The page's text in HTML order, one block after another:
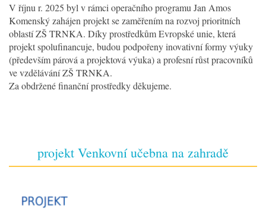
V říjnu r. 2025 byl v rámci operačního programu Jan Amos
Komenský zahájen projekt se zaměřením na rozvoj prioritních
oblastí ZŠ TRNKA. Díky prostředkům Evropské unie, která
projekt spolufinancuje, budou podpořeny inovativní formy výuky
(především párová a projektová výuka) a profesní růst pracovníků
ve vzdělávání ZŠ TRNKA.
Za obdržené finanční prostředky děkujeme.
projekt Venkovní učebna na zahradě